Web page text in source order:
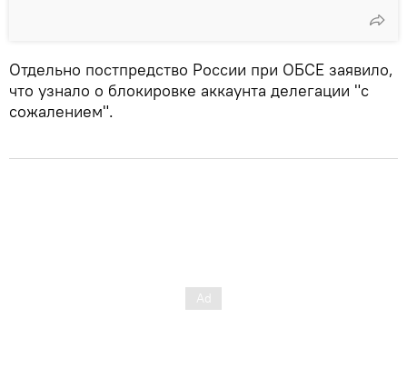
Отдельно постпредство России при ОБСЕ заявило,
что узнало о блокировке аккаунта делегации "с
сожалением".